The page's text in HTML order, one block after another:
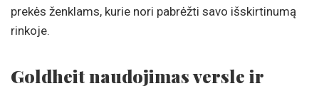
prekės ženklams, kurie nori pabrėžti savo išskirtinumą
rinkoje.
Goldheit naudojimas versle ir